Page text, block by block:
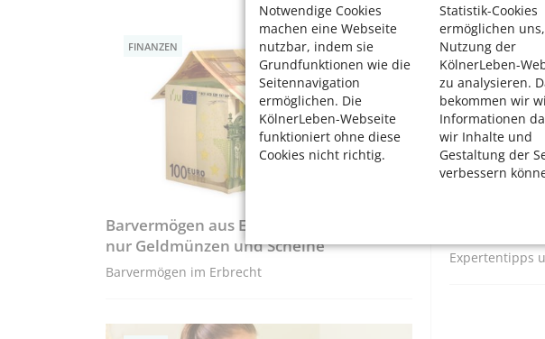
Notwendige Cookies
machen eine Webseite
nutzbar, indem sie
Grundfunktionen wie die
Seitennavigation
ermöglichen. Die
KölnerLeben-Webseite
funktioniert ohne diese
Cookies nicht richtig.
Statistik-Cookies
ermöglichen
Nutzung der
KölnerLeben-
zu analysieren.
bekommen wir
Informationen
wir Inhalte und
Gestaltung der
verbessern
FINANZEN
Barvermögen aus Erbschaften sind nicht
nur Geldmünzen und Scheine
Barvermögen im Erbrecht
RECHT
Expertentipps